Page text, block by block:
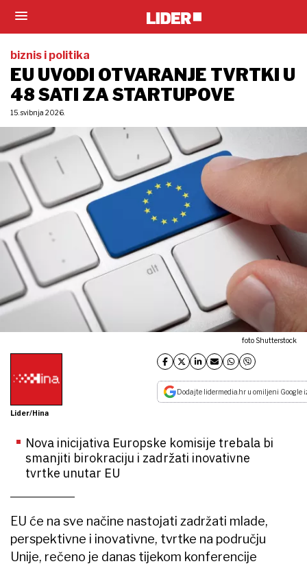
biznis i politika
EU UVODI OTVARANJE TVRTKI U
48 SATI ZA STARTUPOVE
15. svibnja 2026.
foto Shutterstock
Lider/Hina
Dodajte lidermedia.hr u omiljeni Google
Nova inicijativa Europske komisije trebala bi
smanjiti birokraciju i zadržati inovativne
tvrtke unutar EU
EU će na sve načine nastojati zadržati mlade,
perspektivne i inovativne, tvrtke na području
Unije, rečeno je danas tijekom konferencije